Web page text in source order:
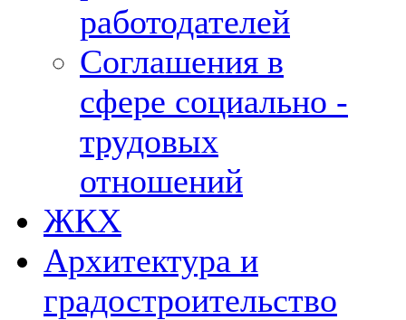
работодателей
Соглашения в
сфере социально -
трудовых
отношений
ЖКХ
Архитектура и
градостроительство